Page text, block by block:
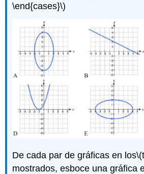
\end{cases}\)
De cada par de gráficas en los
mostrados, esboce una gráfica